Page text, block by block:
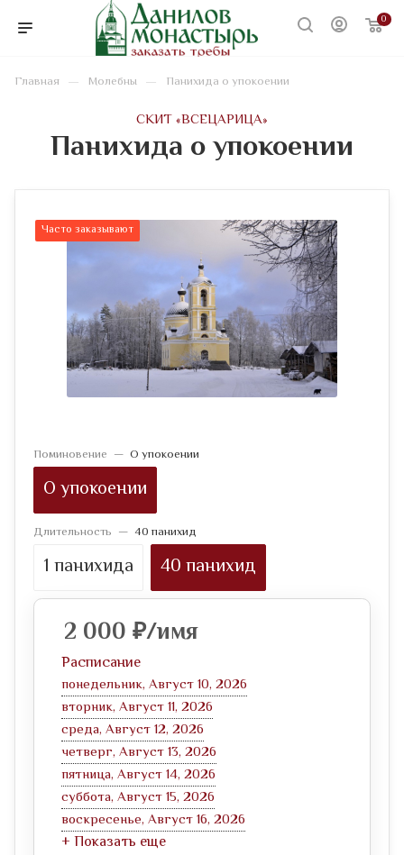
0
Главная — Молебны — Панихида о упокоении
CКИТ «ВСЕЦАРИЦА»
Панихида о упокоении
Часто заказывают
Поминовение — О упокоении
О упокоении
Длительность — 40 панихид
1 панихида 40 панихид
2 000 ₽/имя
Расписание
понедельник, Август 10, 2026
вторник, Август 11, 2026
среда, Август 12, 2026
четверг, Август 13, 2026
пятница, Август 14, 2026
суббота, Август 15, 2026
воскресенье, Август 16, 2026
+ Показать еще